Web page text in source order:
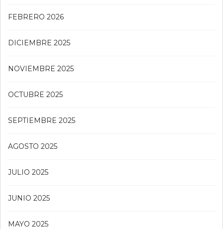
FEBRERO 2026
DICIEMBRE 2025
NOVIEMBRE 2025
OCTUBRE 2025
SEPTIEMBRE 2025
AGOSTO 2025
JULIO 2025
JUNIO 2025
MAYO 2025